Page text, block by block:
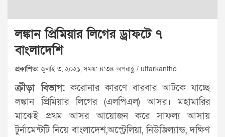
লঙ্কান প্রিমিয়ার লিগের ড্রাফটে ৭
বাংলাদেশি
প্রকাশিত:জুলাই ৩, ২০২১, সময়: ৪:৩৪ অপরাহ্ণ / uttarkantho
ক্রীড়া বিভাগ: করোনার কারণে বারবার আটকে যাচ্ছে
লঙ্কান প্রিমিয়ার লিগের (এলপিএল) আসর। মহামারির
মাঝেই প্রথম আসর আয়োজন করে সাফল্য আসায়
টুর্নামেন্টটি নিয়ে বাংলাদেশ,অস্ট্রেলিয়া, নিউজিল্যান্ড, দক্ষিণ